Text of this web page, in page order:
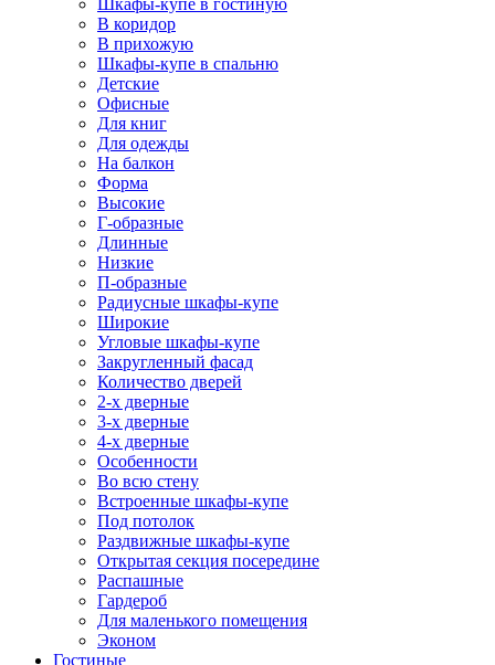
Шкафы-купе в гостиную
В коридор
В прихожую
Шкафы-купе в спальню
Детские
Офисные
Для книг
Для одежды
На балкон
Форма
Высокие
Г-образные
Длинные
Низкие
П-образные
Радиусные шкафы-купе
Широкие
Угловые шкафы-купе
Закругленный фасад
Количество дверей
2-х дверные
3-х дверные
4-х дверные
Особенности
Во всю стену
Встроенные шкафы-купе
Под потолок
Раздвижные шкафы-купе
Открытая секция посередине
Распашные
Гардероб
Для маленького помещения
Эконом
Гостиные